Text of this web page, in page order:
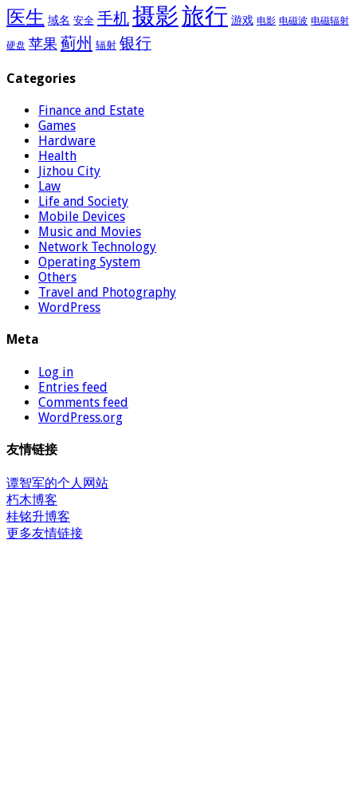
医生 域名 安全 手机摄影旅行 游戏 电影 电磁波 电磁辐射
硬盘 苹果 蓟州 辐射 银行
Categories
Finance and Estate
Games
Hardware
Health
Jizhou City
Law
Life and Society
Mobile Devices
Music and Movies
Network Technology
Operating System
Others
Travel and Photography
WordPress
Meta
Log in
Entries feed
Comments feed
WordPress.org
友情链接
谭智军的个人网站
朽木博客
桂铭升博客
更多友情链接